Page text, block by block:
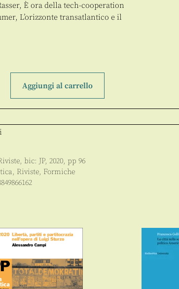
È ora della tech-cooperation
L’orizzonte transatlantico e il
Aggiungi al carrello
, bic: JP, 2020, pp 96
, Riviste, Formiche